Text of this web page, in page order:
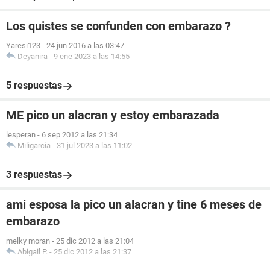
Los quistes se confunden con embarazo ?
Yaresi123 - 24 jun 2016 a las 03:47
Deyanira - 9 ene 2023 a las 14:55
5 respuestas
ME pico un alacran y estoy embarazada
lesperan - 6 sep 2012 a las 21:34
Miligarcia - 31 jul 2023 a las 11:02
3 respuestas
ami esposa la pico un alacran y tine 6 meses de
embarazo
melky moran - 25 dic 2012 a las 21:04
Abigail P. - 25 dic 2012 a las 21:37